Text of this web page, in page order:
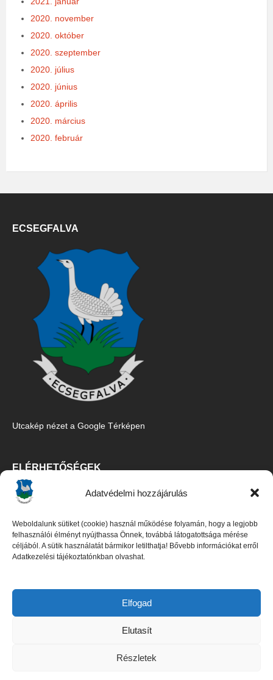
Adatvédelmi hozzájárulás
Weboldalunk sütiket (cookie) használ működése folyamán, hogy a legjobb
felhasználói élményt nyújthassa Önnek, továbbá látogatottsága mérése
céljából. A sütik használatát bármikor letilthatja! Bővebb információkat erről
Adatkezelési tájékoztatónkban olvashat.
Elfogad
Elutasít
Részletek
2020. november
2020. október
2020. szeptember
2020. július
2020. június
2020. április
2020. március
2020. február
ECSEGFALVA
Utcakép nézet a Google Térképen
ELÉRHETŐSÉGEK
Ecsegfalva Község Önkormányzata
5515 Ecsegfalva, Fő u. 67.
Tel/Fax:06-30/427-5091,06-66/487-100
E-mail:titkarsag@ecsegfalva.hu
06-66/483-100